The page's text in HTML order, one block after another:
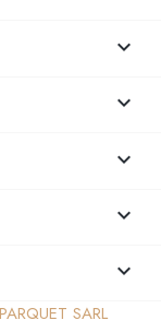




keyboard_arrow_down
SARL